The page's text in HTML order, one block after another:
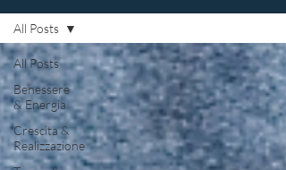
All Posts
Benessere
& Energia
Crescita &
Realizzazione
All Posts